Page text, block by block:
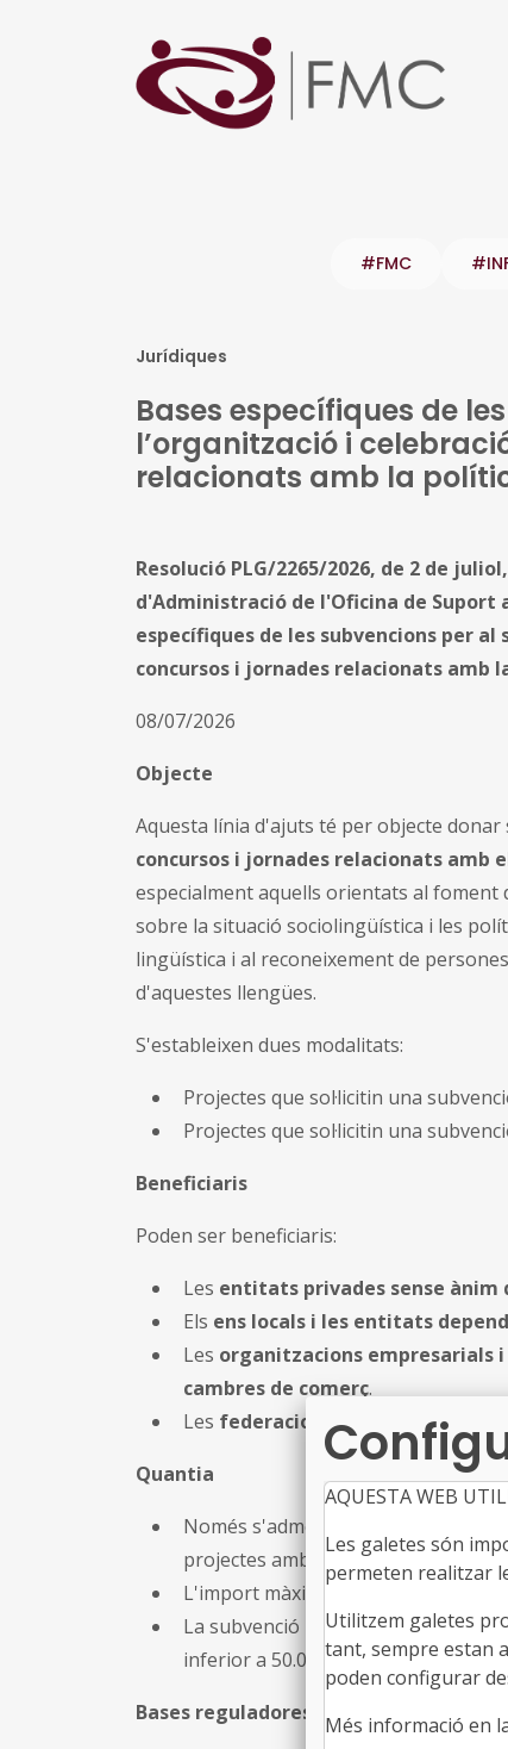
#FMC
Jurídiques
Bases específiques de
l’organització i
relacionats amb la
Resolució PLG/2265/2026, de 2 de
d'Administració de l'Oficina de Suport
específiques de les subvencions per
concursos i jornades relacionats amb
08/07/2026
Objecte
Aquesta línia d'ajuts té per objecte
concursos i jornades relacionats amb
especialment aquells orientats al foment
sobre la situació sociolingüística i les
lingüística i al reconeixement de
d'aquestes llengües.
S'estableixen dues modalitats:
Projectes que sol·licitin una
Projectes que sol·licitin una
Beneficiaris
Poden ser beneficiaris:
Les entitats privades sense ànim
Els ens locals i les entitats
Les organitzacions empresarials
cambres de comerç.
Les federacions esportives.
Quantia
Només s'admeten sol·licituds d'un
projectes amb un pressupost
L'import màxim de la subvenció és de
La subvenció pot finançar fins al
inferior a 50.000 euros, i fins al60%
Bases reguladores
AQUESTA WEB
Les galetes són
permeten realitzar
Utilitzem galetes
tant, sempre estan
poden configurar
Més informació en